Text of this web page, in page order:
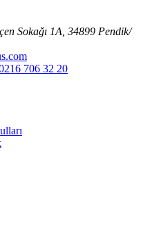
Sokaǧı 1A, 34899 Pendik/
706 32 20